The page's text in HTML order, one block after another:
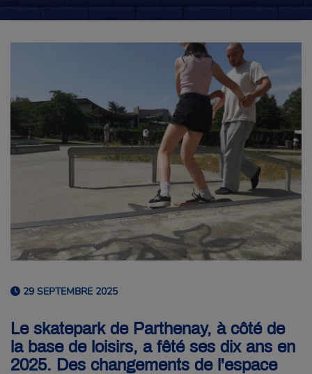
29 SEPTEMBRE 2025
Le skatepark de Parthenay, à côté de
la base de loisirs, a fêté ses dix ans en
2025. Des changements de l'espace